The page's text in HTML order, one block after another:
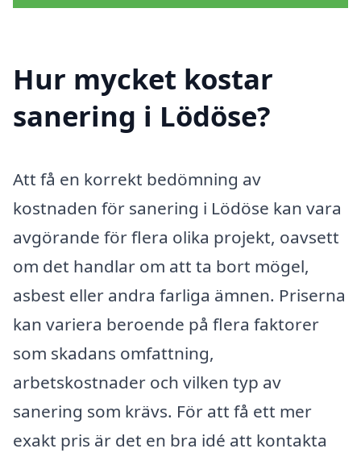
Hur mycket kostar
sanering i Lödöse?
Att få en korrekt bedömning av
kostnaden för sanering i Lödöse kan vara
avgörande för flera olika projekt, oavsett
om det handlar om att ta bort mögel,
asbest eller andra farliga ämnen. Priserna
kan variera beroende på flera faktorer
som skadans omfattning,
arbetskostnader och vilken typ av
sanering som krävs. För att få ett mer
exakt pris är det en bra idé att kontakta